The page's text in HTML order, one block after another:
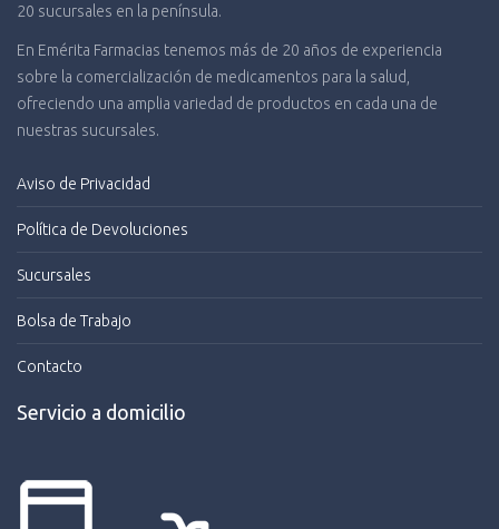
20 sucursales en la península.
En Emérita Farmacias tenemos más de 20 años de experiencia
sobre la comercialización de medicamentos para la salud,
ofreciendo una amplia variedad de productos en cada una de
nuestras sucursales.
Aviso de Privacidad
Política de Devoluciones
Sucursales
Bolsa de Trabajo
Contacto
Servicio a domicilio